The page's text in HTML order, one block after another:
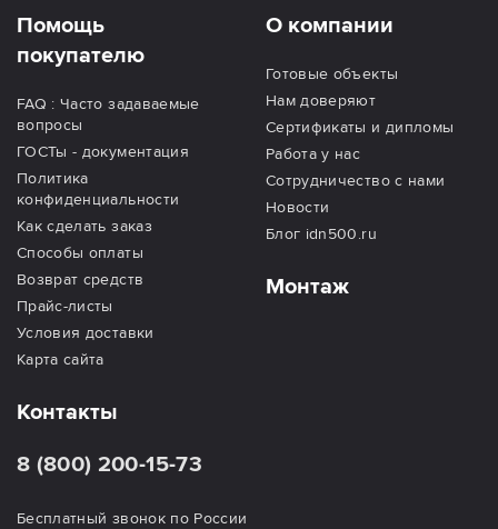
Помощь
покупателю
FAQ : Часто задаваемые
вопросы
ГОСТы - документация
Политика
конфиденциальности
Как сделать заказ
Способы оплаты
Возврат средств
Прайс-листы
Условия доставки
Карта сайта
О компании
Готовые объекты
Нам доверяют
Сертификаты и дипломы
Работа у нас
Сотрудничество с нами
Новости
Блог idn500.ru
Монтаж
Контакты
8 (800) 200-15-73
Бесплатный звонок по России